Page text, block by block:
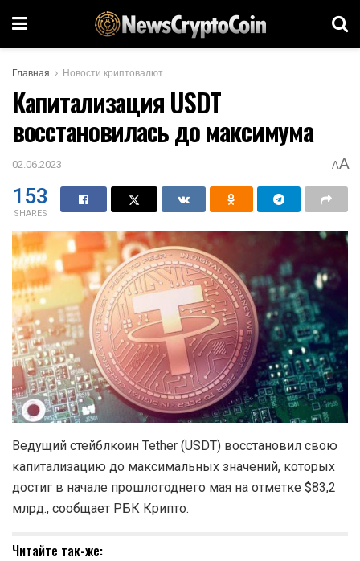
Главная Новости криптовалют
Капитализация USDT
восстановилась до максимума
02.06.2023 AA
153
SHARES
Ведущий стейблкоин Tether (USDT) восстановил свою
капитализацию до максимальных значений, которых
достиг в начале прошлогоднего мая на отметке $83,2
млрд., сообщает РБК Крипто.
Читайте так-же: